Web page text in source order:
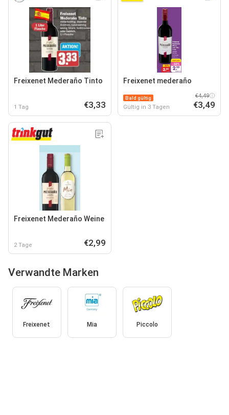
Freixenet Mederaño Tinto
1 Tag €3,33
Freixenet mederaño
Bald gültig
Gültig in 3 Tagen
€4,49
€3,49
Freixenet Mederaño Weine
2 Tage €2,99
Verwandte Marken
Freixenet Mia Piccolo